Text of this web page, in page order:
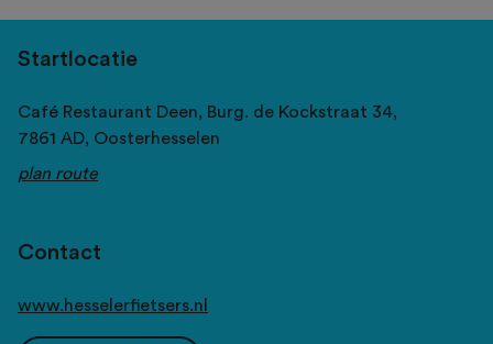
Startlocatie
Café Restaurant Deen, Burg. de Kockstraat 34,
7861 AD, Oosterhesselen
plan route
Contact
www.hesselerfietsers.nl